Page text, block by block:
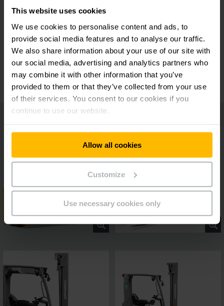
This website uses cookies
We use cookies to personalise content and ads, to
provide social media features and to analyse our traffic.
We also share information about your use of our site with
our social media, advertising and analytics partners who
may combine it with other information that you’ve
provided to them or that they’ve collected from your use
of their services. You consent to our cookies if you
continue to use our website.
Allow all cookies
Customize
Use necessary cookies only
Conceito operacional adaptável
Posto de trabalho ergonômico